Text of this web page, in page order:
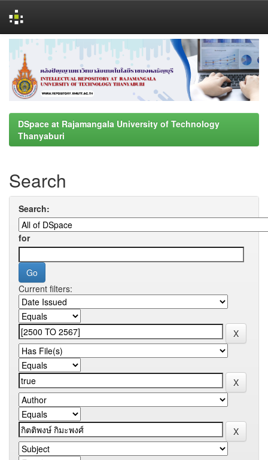
navigation
DSpace at Rajamangala University of Technology
Thanyaburi
Search
Search:
for
Current filters: